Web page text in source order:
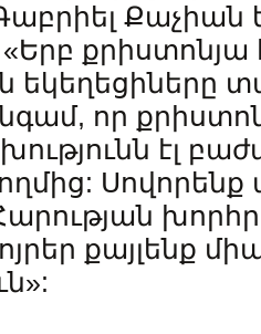
Քաչիան
եկեղեցիները
որ
էլ
քայլենք